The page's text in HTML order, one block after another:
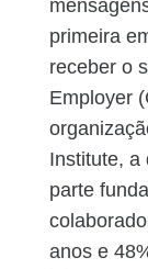
primeira
receber o
Employer
Institute, a
parte
anos e